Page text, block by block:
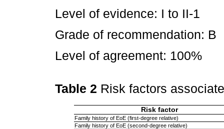
Level of evidence: I to II-1
Grade of recommendation: B
Level of agreement: 100%
Table 2 Risk factors
Risk factor
Family history of EoE (first-degree relative)
Family history of EoE (second-degree relative)